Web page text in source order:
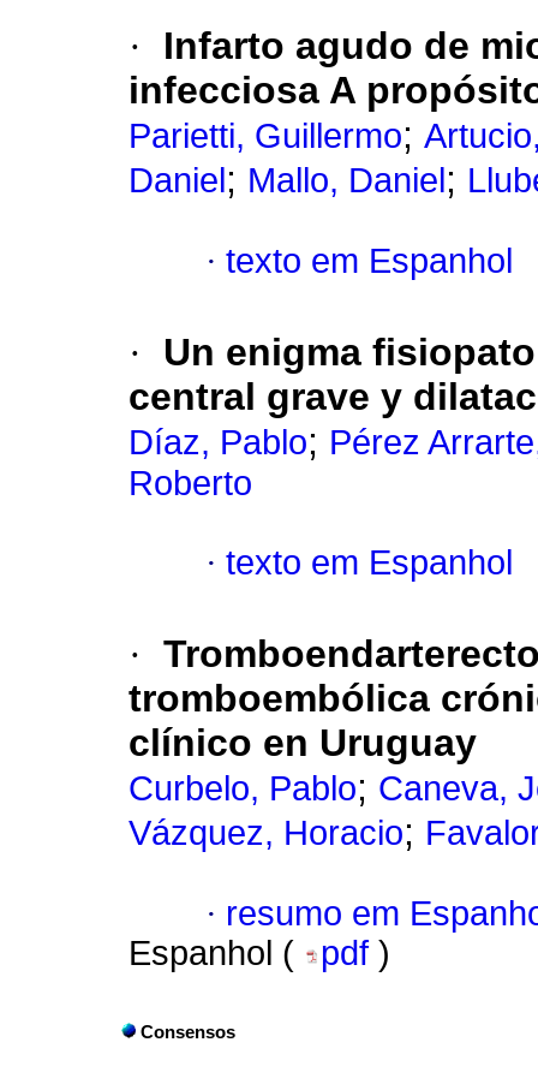
·
Infarto agudo de
infecciosa A
Parietti, Guillermo;
Daniel ; Mallo, Daniel ;
· texto em Espanhol
·
Un enigma
central grave y
Díaz, Pablo; Pérez
Roberto
· texto em Espanhol
·
tromboembólica
clínico en Uruguay
Curbelo, Pablo; Caneva,
Vázquez, Horacio;
· resumo em
Espanhol (
pdf )
Consensos